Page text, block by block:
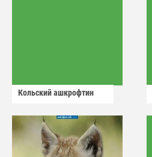
Кольский ашкрофтин